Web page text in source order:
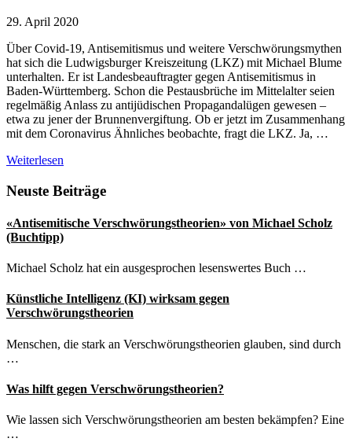
29. April 2020
Über Covid-19, Antisemitismus und weitere Verschwörungsmythen
hat sich die Ludwigsburger Kreiszeitung (LKZ) mit Michael Blume
unterhalten. Er ist Landesbeauftragter gegen Antisemitismus in
Baden-Württemberg. Schon die Pestausbrüche im Mittelalter seien
regelmäßig Anlass zu antijüdischen Propagandalügen gewesen –
etwa zu jener der Brunnenvergiftung. Ob er jetzt im Zusammenhang
mit dem Coronavirus Ähnliches beobachte, fragt die LKZ. Ja, …
Covid-
Die
Verschwörungsmythen
fliessen
im
zusammen
Weiterlesen
Seitenspalte
Neuste Beiträge
«Antisemitische Verschwörungstheorien» von Michael Scholz
(Buchtipp)
Michael Scholz hat ein ausgesprochen lesenswertes Buch …
Künstliche Intelligenz (KI) wirksam gegen
Verschwörungstheorien
Menschen, die stark an Verschwörungstheorien glauben, sind durch
…
Was hilft gegen Verschwörungstheorien?
Wie lassen sich Verschwörungstheorien am besten bekämpfen? Eine
…